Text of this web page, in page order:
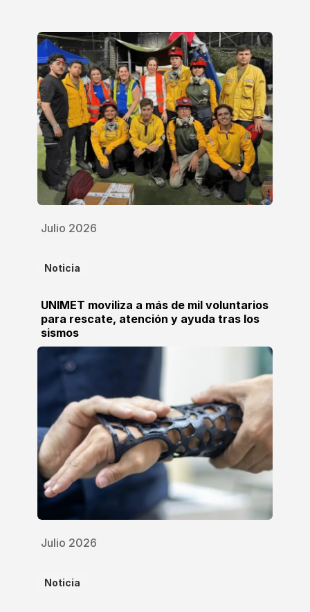
Julio 2026
Noticia
UNIMET moviliza a más de mil voluntarios
para rescate, atención y ayuda tras los
sismos
Julio 2026
Noticia